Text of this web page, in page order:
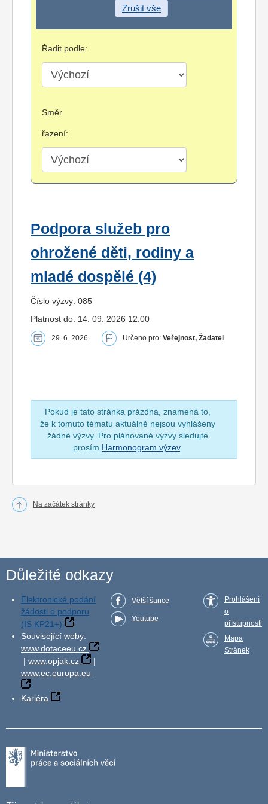
Zrušit vše
Řadit podle:
Směr
řazení:
Podpora služeb pro
ohrožené děti, rodiny a
mladé dospělé (4)
Číslo výzvy: 085
Platnost do: 14. 09. 2026 12:00
29. 6. 2026 Určeno pro: Veřejnost, Žadatel
Pokud je tato stránka prázdná, znamená to,
že k tomuto tématu aktuálně nejsou vyhlášeny
žádné výzvy. Pro plánované výzvy sledujte
prosím Harmonogram výzev.
Na začátek stránky
Důležité odkazy
Elektronické podání
žádosti o podporu
(IS KP21+)
Související weby:
www.dotaceeu.cz
| www.opjak.cz
|
www.ec.europa.eu
Kariéra
Větší šance
Youtube
Prohlášení
o
přístupnosti
Mapa
Stránek